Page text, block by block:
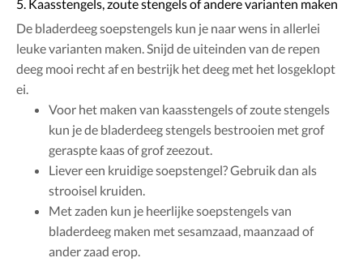
5. Kaasstengels, zoute stengels of andere varianten maken
De bladerdeeg soepstengels kun je naar wens in allerlei
leuke varianten maken. Snijd de uiteinden van de repen
deeg mooi recht af en bestrijk het deeg met het losgeklopt
ei.
Voor het maken van kaasstengels of zoute stengels
kun je de bladerdeeg stengels bestrooien met grof
geraspte kaas of grof zeezout.
Liever een kruidige soepstengel? Gebruik dan als
strooisel kruiden.
Met zaden kun je heerlijke soepstengels van
bladerdeeg maken met sesamzaad, maanzaad of
ander zaad erop.